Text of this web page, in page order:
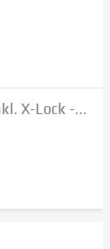
X-Lock -...